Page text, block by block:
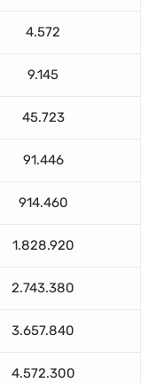
4.572
9.145
45.723
91.446
914.460
1.828.920
2.743.380
3.657.840
4.572.300